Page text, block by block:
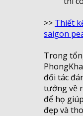
>> Thiết
saigon
Trong
đối tác
tưởng về
để họ
đẹp và